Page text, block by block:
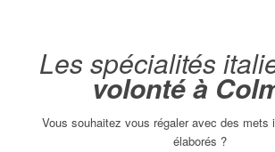
Les spécialités
volonté à
Vous souhaitez vous régaler avec des mets
élaborés ?